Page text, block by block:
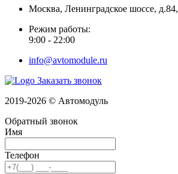
Москва, Ленинградское шоссе, д.84,
Режим работы:
9:00 - 22:00
info@avtomodule.ru
Заказать звонок
2019-2026 © Автомодуль
Обратный звонок
Имя
Телефон